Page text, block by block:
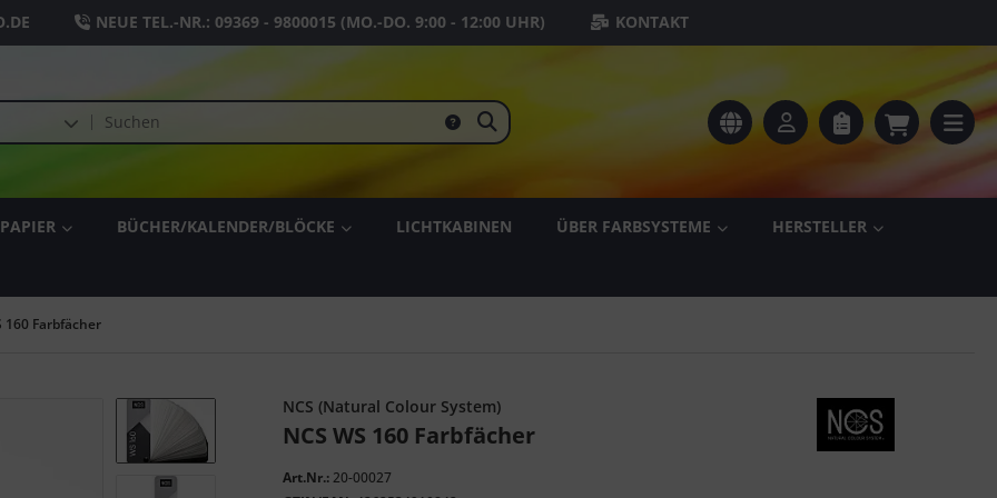
NEUE TEL.-NR.: 09369 - 9800015 (MO.-DO. 9:00 - 12:00 UHR) KONTAKT
BÜCHER/KALENDER/BLÖCKE LICHTKABINEN
ÜBER FARBSYSTEME
HERSTELLER
160 Farbfächer
NCS (Natural Colour System)
NCS WS 160 Farbfächer
Art.Nr.:20-00027